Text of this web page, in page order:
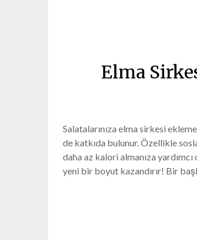
Elma
Salatalarınıza elma sirkesi
de katkıda bulunur. Özellikle
daha az kalori almanıza
yeni bir boyut kazandırır! Bir